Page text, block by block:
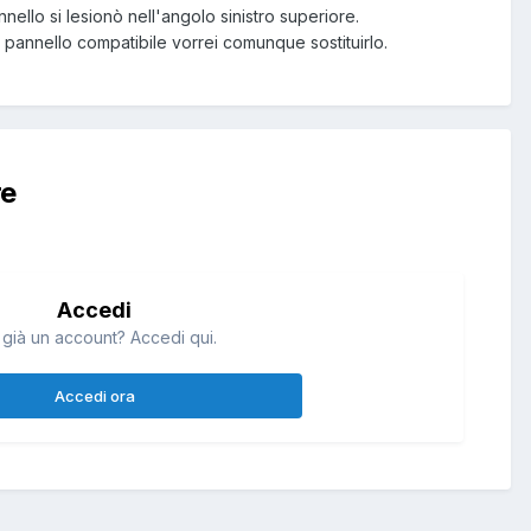
si lesionò nell'angolo sinistro superiore.
compatibile vorrei comunque sostituirlo.
Accedi
già un account? Accedi qui.
Accedi ora